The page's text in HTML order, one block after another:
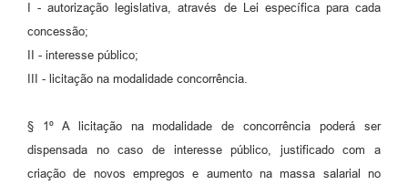
I - autorização legislativa, através de Lei específica para cada
concessão;
II - interesse público;
III - licitação na modalidade concorrência.
§ 1º A licitação na modalidade de concorrência poderá ser
dispensada no caso de interesse público, justificado com a
criação de novos empregos e aumento na massa salarial no